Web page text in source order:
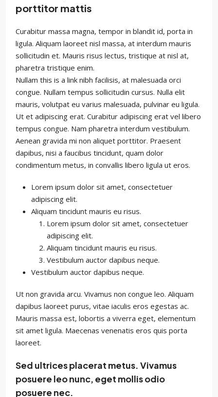
porttitor mattis
Curabitur massa magna, tempor in blandit id, porta in
ligula. Aliquam laoreet nisl massa, at interdum mauris
sollicitudin et. Mauris risus lectus, tristique at nisl at,
pharetra tristique enim.
Nullam this is a link nibh facilisis, at malesuada orci
congue. Nullam tempus sollicitudin cursus. Nulla elit
mauris, volutpat eu varius malesuada, pulvinar eu ligula.
Ut et adipiscing erat. Curabitur adipiscing erat vel libero
tempus congue. Nam pharetra interdum vestibulum.
Aenean gravida mi non aliquet porttitor. Praesent
dapibus, nisi a faucibus tincidunt, quam dolor
condimentum metus, in convallis libero ligula ut eros.
Lorem ipsum dolor sit amet, consectetuer
adipiscing elit.
Aliquam tincidunt mauris eu risus.
Lorem ipsum dolor sit amet, consectetuer
adipiscing elit.
Aliquam tincidunt mauris eu risus.
Vestibulum auctor dapibus neque.
Vestibulum auctor dapibus neque.
Ut non gravida arcu. Vivamus non congue leo. Aliquam
dapibus laoreet purus, vitae iaculis eros egestas ac.
Mauris massa est, lobortis a viverra eget, elementum
sit amet ligula. Maecenas venenatis eros quis porta
laoreet.
Sed ultrices placerat metus. Vivamus
posuere leo nunc, eget mollis odio
posuere nec.